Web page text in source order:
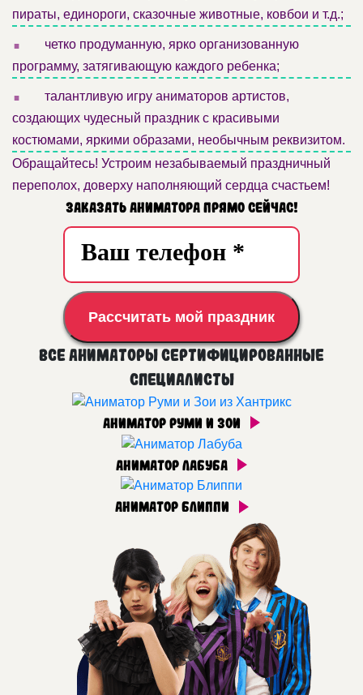
пираты, единороги, сказочные животные, ковбои и т.д.;
.
четко продуманную, ярко организованную
программу, затягивающую каждого ребенка;
.
талантливую игру аниматоров артистов,
создающих чудесный праздник с красивыми
костюмами, яркими образами, необычным реквизитом.
Обращайтесь! Устроим незабываемый праздничный
переполох, доверху наполняющий сердца счастьем!
Заказать аниматора прямо сейчас!
Рассчитать мой праздник
Все аниматоры сертифицированные
специалисты
Аниматор Руми и Зои
Аниматор Лабуба
Аниматор Блиппи